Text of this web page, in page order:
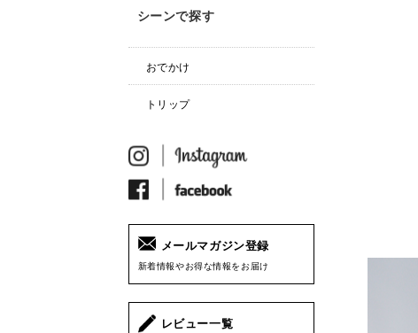
シーンで探す
おでかけ
トリップ
メールマガジン登録
新着情報やお得な情報をお届け
レビュー一覧